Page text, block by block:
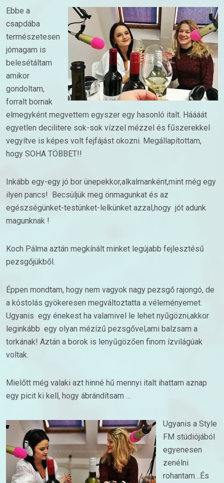
Ebbe a
csapdába
természetesen
jómagam is
belesétáltam
amikor
gondoltam,
forralt bornak
elmegyként megvettem egyszer egy hasonló italt. Háááát
egyetlen decilitere sok-sok vízzel mézzel és fűszerekkel
vegyítve is képes volt fejfájást okozni. Megállapítottam,
hogy SOHA TÖBBET!!
Inkább egy-egy jó bor ünepekkor,alkalmanként,mint még egy
ilyen pancs! Becsüljük meg önmagunkat és az
egészségünket-testünket-lelkünket azzal,hogy jót adunk
magunknak !
Koch Pálma aztán megkínált minket legújabb fejlesztésű
pezsgőjükből.
Éppen mondtam, hogy nem vagyok nagy pezsgő rajongó, de
a kóstolás gyökeresen megváltoztatta a véleményemet.
Ugyanis egy énekest ha valamivel le lehet nyűgözni,akkor
leginkább egy olyan mézízű pezsgővel,ami balzsam a
torkának! Aztán a borok is lenyűgözően finom ízvilágúak
voltak.
Mielőtt még valaki azt hinné hű mennyi italt ihattam aznap
egy picit ki kell, hogy ábrándítsam …
Ugyanis a Style
FM stúdiójából
egyenesen
zenélni
rohantam…És